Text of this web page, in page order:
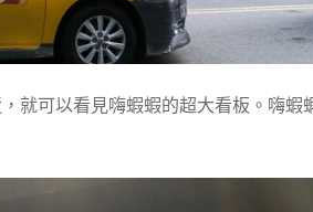
就可以看見嗨蝦蝦的超大看板。嗨